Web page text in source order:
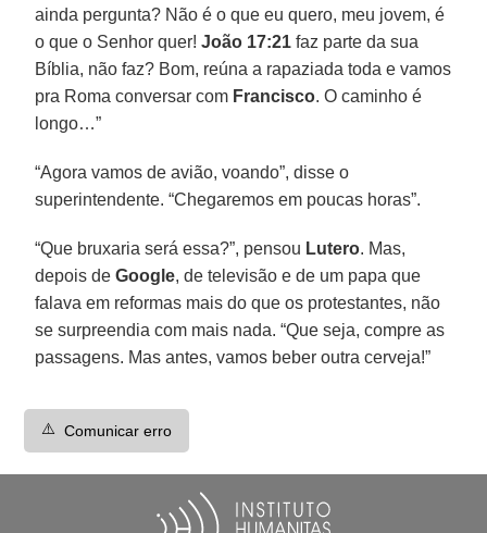
ainda pergunta? Não é o que eu quero, meu jovem, é
o que o Senhor quer!João 17:21 faz parte da sua
Bíblia, não faz? Bom, reúna a rapaziada toda e vamos
pra Roma conversar com Francisco. O caminho é
longo…”
“Agora vamos de avião, voando”, disse o
superintendente. “Chegaremos em poucas horas”.
“Que bruxaria será essa?”, pensou Lutero. Mas,
depois deGoogle, de televisão e de um papa que
falava em reformas mais do que os protestantes, não
se surpreendia com mais nada. “Que seja, compre as
passagens. Mas antes, vamos beber outra cerveja!”
⚠️ Comunicar erro